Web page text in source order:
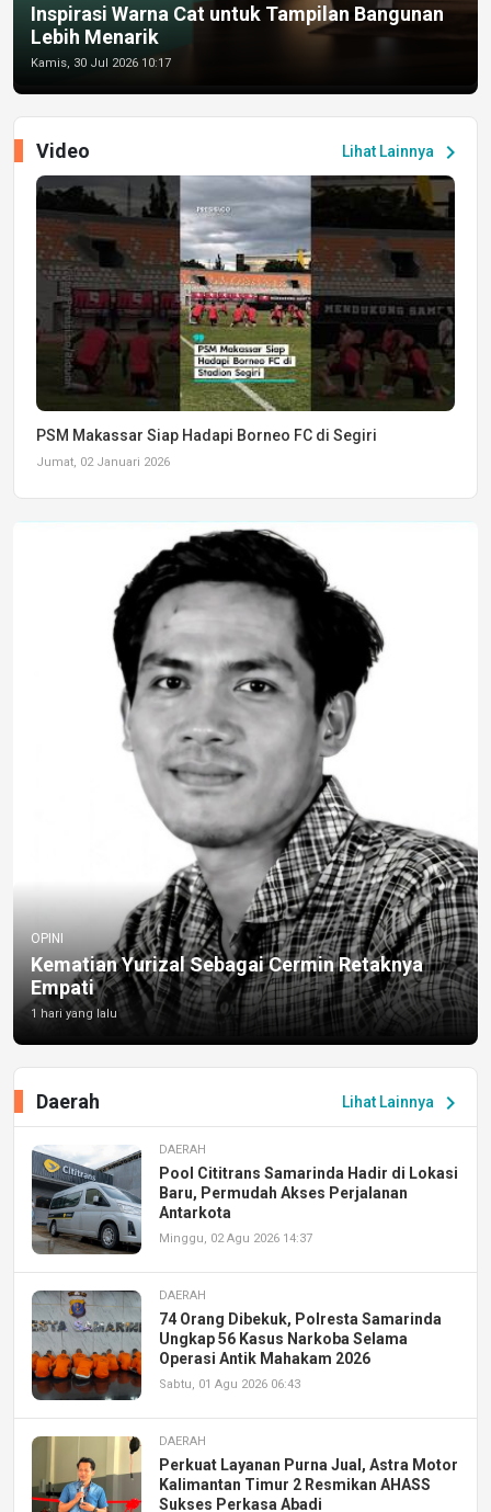
Inspirasi Warna Cat untuk Tampilan Bangunan
Lebih Menarik
Kamis, 30 Jul 2026 10:17
Lihat Lainnya chevron_right
Video
PSM Makassar Siap Hadapi Borneo FC di Segiri
Jumat, 02 Januari 2026
OPINI
Kematian Yurizal Sebagai Cermin Retaknya
Empati
1 hari yang lalu
Lihat Lainnya chevron_right
Daerah
DAERAH
Pool Cititrans Samarinda Hadir di Lokasi
Baru, Permudah Akses Perjalanan
Antarkota
Minggu, 02 Agu 2026 14:37
DAERAH
74 Orang Dibekuk, Polresta Samarinda
Ungkap 56 Kasus Narkoba Selama
Operasi Antik Mahakam 2026
Sabtu, 01 Agu 2026 06:43
DAERAH
Perkuat Layanan Purna Jual, Astra Motor
Kalimantan Timur 2 Resmikan AHASS
Sukses Perkasa Abadi